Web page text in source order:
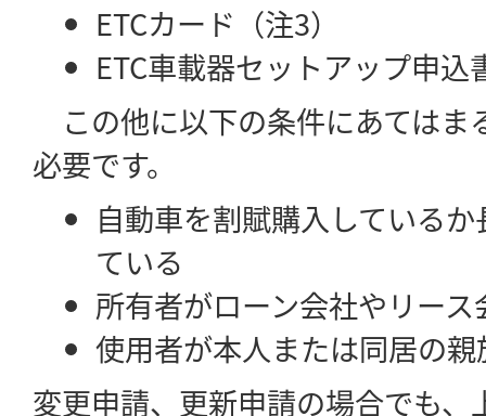
ETCカード（注3）
ETC車載器セットアップ申込
この他に以下の条件にあてはま
必要です。
自動車を割賦購入している
ている
所有者がローン会社やリース
使用者が本人または同居の
変更申請、更新申請の場合でも、